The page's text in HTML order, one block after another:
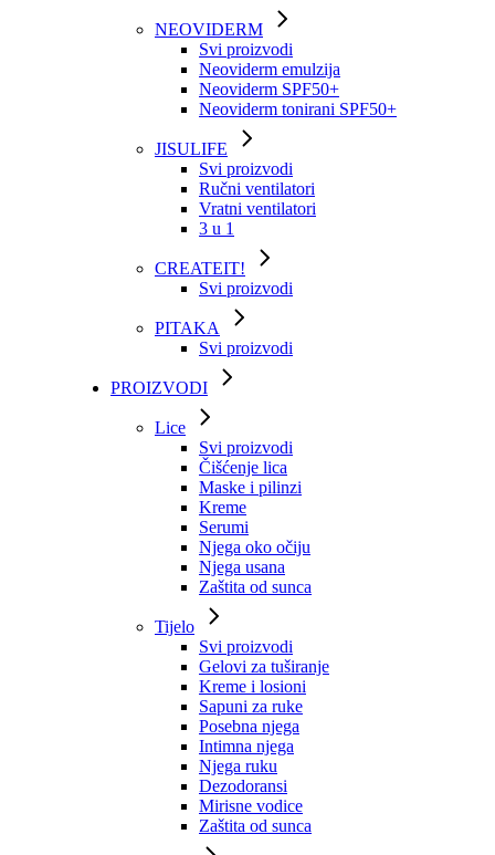
NEOVIDERM
Svi proizvodi
Neoviderm emulzija
Neoviderm SPF50+
Neoviderm tonirani SPF50+
JISULIFE
Svi proizvodi
Ručni ventilatori
Vratni ventilatori
3 u 1
CREATEIT!
Svi proizvodi
PITAKA
Svi proizvodi
PROIZVODI
Lice
Svi proizvodi
Čišćenje lica
Maske i pilinzi
Kreme
Serumi
Njega oko očiju
Njega usana
Zaštita od sunca
Tijelo
Svi proizvodi
Gelovi za tuširanje
Kreme i losioni
Sapuni za ruke
Posebna njega
Intimna njega
Njega ruku
Dezodoransi
Mirisne vodice
Zaštita od sunca